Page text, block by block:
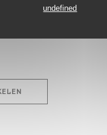
undefined
((ÅPNER I ET NYTT